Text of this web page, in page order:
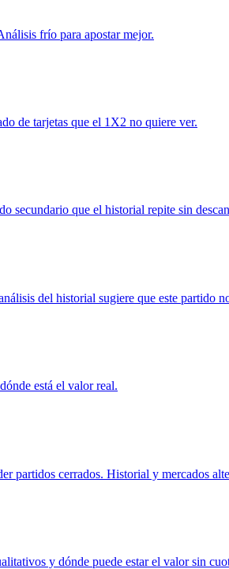
frío para apostar mejor.
de tarjetas que el 1X2 no quiere ver.
secundario que el historial repite sin
del historial sugiere que este partido
está el valor real.
partidos cerrados. Historial y mercados
y dónde puede estar el valor sin